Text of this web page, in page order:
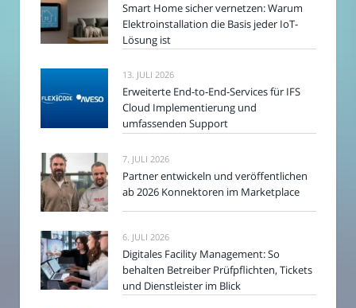
Smart Home sicher vernetzen: Warum
Elektroinstallation die Basis jeder IoT-
Lösung ist
13. JULI 2026
Erweiterte End-to-End-Services für IFS
Cloud Implementierung und
umfassenden Support
7. JULI 2026
Partner entwickeln und veröffentlichen
ab 2026 Konnektoren im Marketplace
6. JULI 2026
Digitales Facility Management: So
behalten Betreiber Prüfpflichten, Tickets
und Dienstleister im Blick